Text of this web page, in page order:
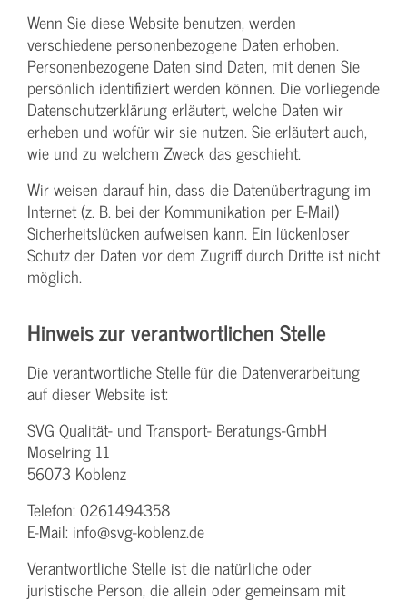
Wenn Sie diese Website benutzen, werden
verschiedene personenbezogene Daten erhoben.
Personenbezogene Daten sind Daten, mit denen Sie
persönlich identifiziert werden können. Die vorliegende
Datenschutzerklärung erläutert, welche Daten wir
erheben und wofür wir sie nutzen. Sie erläutert auch,
wie und zu welchem Zweck das geschieht.
Wir weisen darauf hin, dass die Datenübertragung im
Internet (z. B. bei der Kommunikation per E-Mail)
Sicherheitslücken aufweisen kann. Ein lückenloser
Schutz der Daten vor dem Zugriff durch Dritte ist nicht
möglich.
Hinweis zur verantwortlichen Stelle
Die verantwortliche Stelle für die Datenverarbeitung
auf dieser Website ist:
SVG Qualität- und Transport- Beratungs-GmbH
Moselring 11
56073 Koblenz
Telefon: 0261494358
E-Mail: info@svg-koblenz.de
Verantwortliche Stelle ist die natürliche oder
juristische Person, die allein oder gemeinsam mit